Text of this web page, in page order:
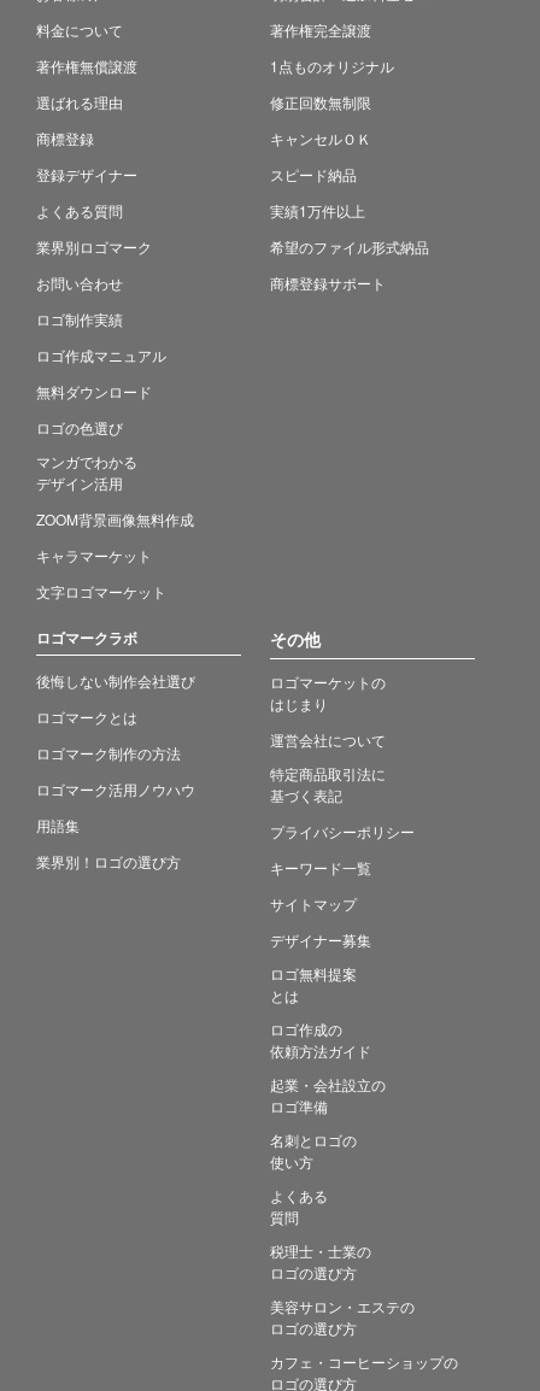
料金について
著作権無償譲渡
選ばれる理由
商標登録
登録デザイナー
よくある質問
業界別ロゴマーク
お問い合わせ
ロゴ制作実績
ロゴ作成マニュアル
無料ダウンロード
ロゴの色選び
マンガでわかる
デザイン活用
ZOOM背景画像無料作成
キャラマーケット
文字ロゴマーケット
著作権完全譲渡
1点ものオリジナル
修正回数無制限
キャンセルＯＫ
スピード納品
実績1万件以上
希望のファイル形式納品
商標登録サポート
ロゴマークラボ
後悔しない制作会社選び
ロゴマークとは
ロゴマーク制作の方法
ロゴマーク活用ノウハウ
用語集
業界別！ロゴの選び方
その他
ロゴマーケットの
はじまり
運営会社について
特定商品取引法に
基づく表記
プライバシーポリシー
キーワード一覧
サイトマップ
デザイナー募集
ロゴ無料提案
とは
ロゴ作成の
依頼方法ガイド
起業・会社設立の
ロゴ準備
名刺とロゴの
使い方
よくある
質問
税理士・士業の
ロゴの選び方
美容サロン・エステの
ロゴの選び方
カフェ・コーヒーショップの
ロゴの選び方